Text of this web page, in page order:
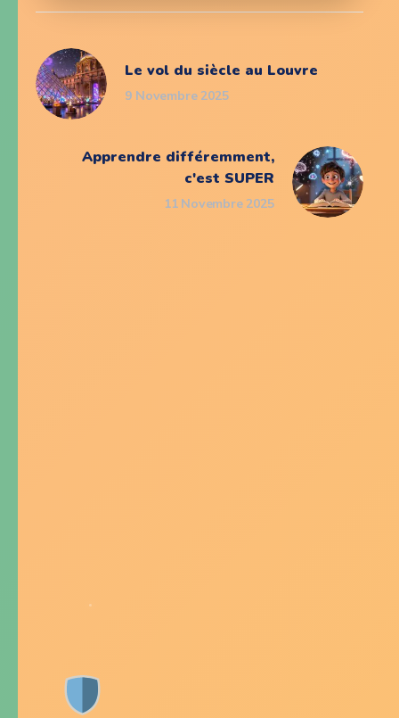
Le vol du siècle au Louvre
9 Novembre 2025
Apprendre différemment,
c'est SUPER
11 Novembre 2025